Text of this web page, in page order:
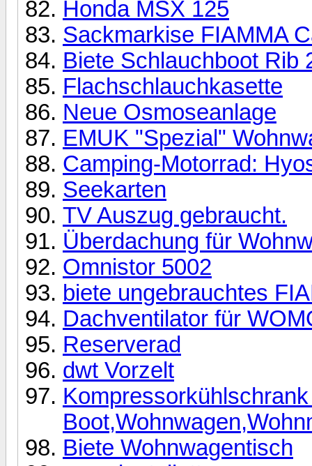
Honda MSX 125
Sackmarkise FIAMMA
Biete Schlauchboot Rib
Flachschlauchkasette
Neue Osmoseanlage
EMUK "Spezial"
Camping-Motorrad:
Seekarten
TV Auszug gebraucht.
Überdachung für
Omnistor 5002
biete ungebrauchtes
Dachventilator für
Reserverad
dwt Vorzelt
Biete Wohnwagentisch